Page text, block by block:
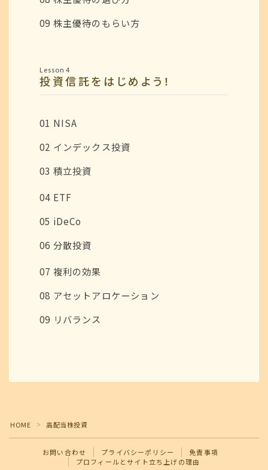
09 株主優待のもらい方
Lesson 4
投資信託をはじめよう！
01 NISA
02 インデックス投資
03 積立投資
04 ETF
05 iDeCo
06 分散投資
07 複利の効果
08 アセットアロケーション
09 リバランス
HOME ＞ 高配当株投資
お問い合わせ プライバシーポリシー
免責事項
プロフィールとサイト立ち上げの理由